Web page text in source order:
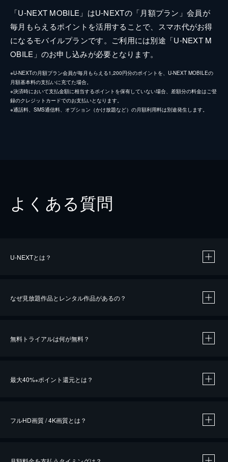
「U-NEXT MOBILE」はU-NEXTの「月額プラン」会員が
毎月もらえるポイントを活用することで、スマホ代がお得
になるモバイルプランです。ご利用には別途「U-NEXT M
OBILE」のお申し込みが必要となります。
※U-NEXTの月額プラン会員が毎月もらえる1,200円分のポイントを、U-NEXT MOBILEの
月額基本料の支払いに充てた場合。
※決済時において支払金額に相当するポイントを保有していない場合、差額分の料金はご登
録のクレジットカードでのお支払いとなります。
※通話料、SMS通信料、オプション（かけ放題など）の月額利用料は別途発生します。
よくある質問
U-NEXTとは？
なぜ見放題作品とレンタル作品があるの？
無料トライアルは何が無料？
最大40%※ポイント還元とは？
フルHD画質 / 4K画質とは？